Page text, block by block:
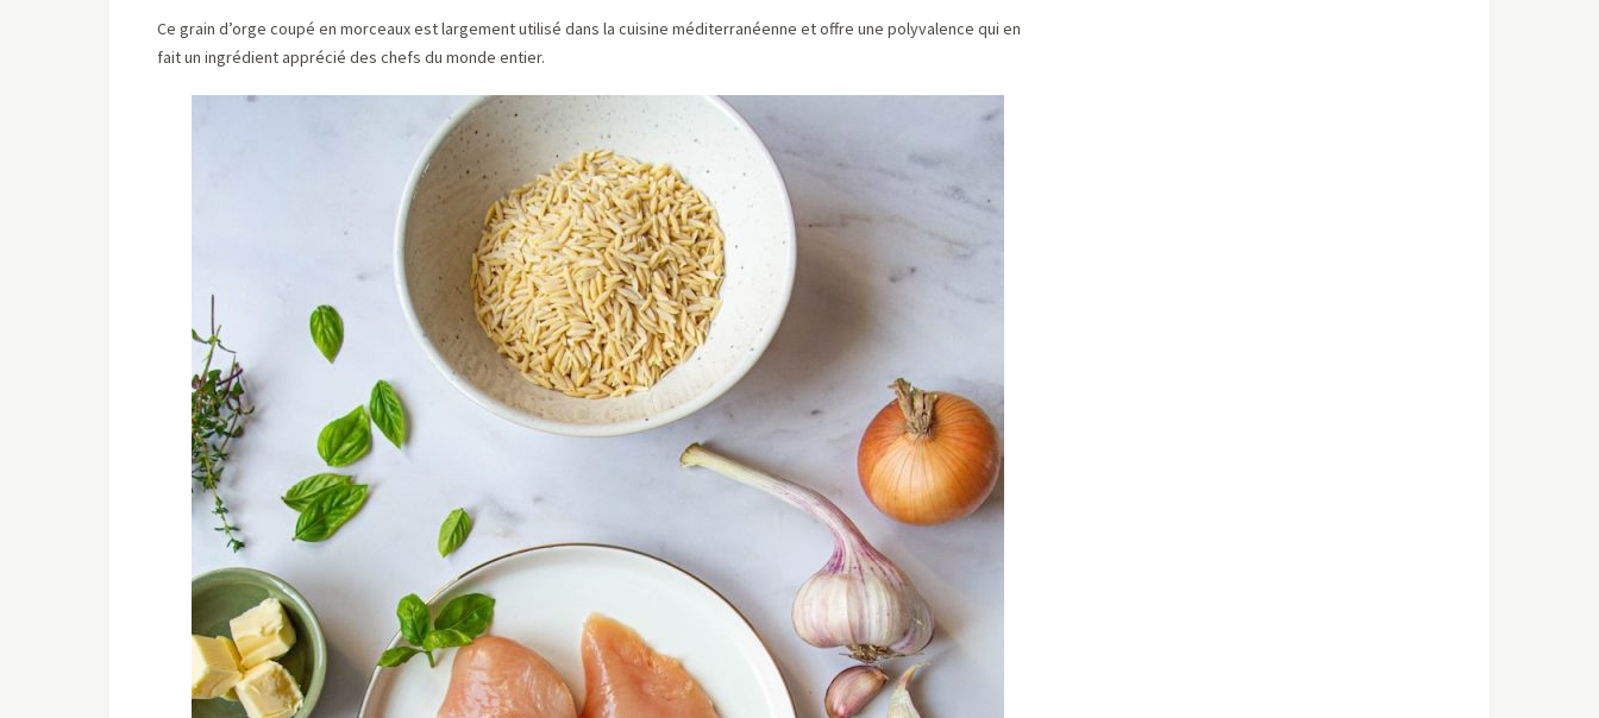
Ce grain d’orge coupé en morceaux est largement utilisé dans la cuisine méditerranéenne et offre une polyvalence qui en
fait un ingrédient apprécié des chefs du monde entier.